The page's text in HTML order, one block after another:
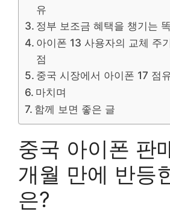
유
정부 보조금 혜택을 챙기는
아이폰 13 사용자의 교체 주
점
중국 시장에서 아이폰 17 점
마치며
함께 보면 좋은 글
중국 아이폰 판
개월 만에 반등
은?